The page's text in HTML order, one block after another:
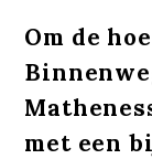
Om de
met een